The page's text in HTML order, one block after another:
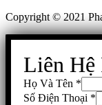
Copyright © 2021
Liên Hệ
Họ Và Tên *
Số Điện Thoại *